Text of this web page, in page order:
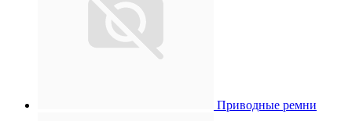
Приводные ремни